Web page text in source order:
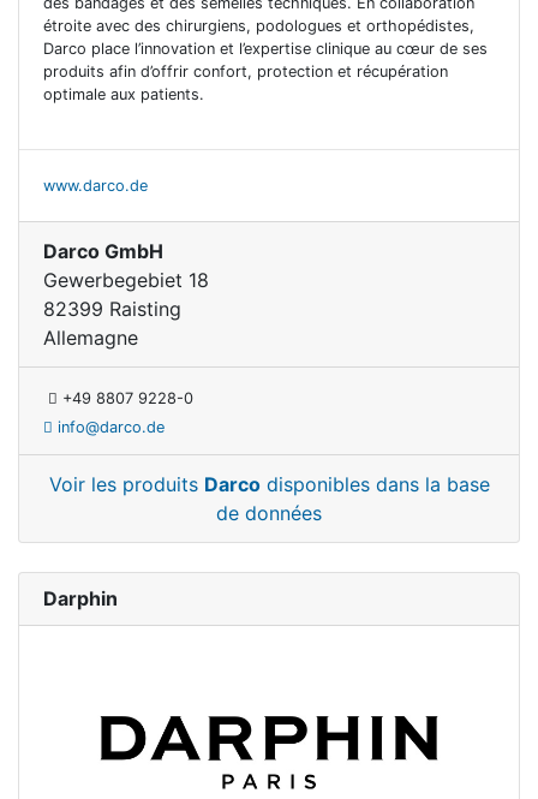
étroite avec des chirurgiens, podologues et orthopédistes,
Darco place l’innovation et l’expertise clinique au cœur de ses
produits afin d’offrir confort, protection et récupération
optimale aux patients.
www.darco.de
Darco GmbH
Gewerbegebiet 18
82399 Raisting
Allemagne
+49 8807 9228-0
info@darco.de
Voir les produits Darcodisponibles dans la base
de données
Darphin